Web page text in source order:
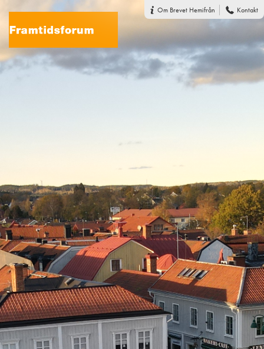
Om Brevet Hemifrån Kontakt